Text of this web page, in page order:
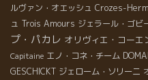
ルヴァン・オエッシュ Crozes-
ュ Trois Amours ジェラール・ゴビ
プ・パカレ オリヴィエ・コーエ
Capitaine エノ・コネ・チーム
GESCHICKT ジェローム・ソリーニ